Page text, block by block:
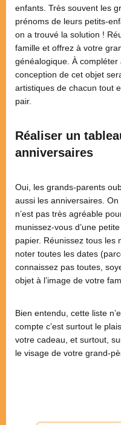
enfants. Très souvent les
prénoms de leurs petits-
on a trouvé la solution !
famille et offrez à votre
généalogique. À
conception de cet objet
artistiques de chacun tout
pair.
Réaliser un
anniversaires
Oui, les grands-parents
aussi les anniversaires.
n’est pas très agréable
munissez-vous d’une
papier. Réunissez tous les
noter toutes les dates
connaissez pas toutes,
objet à l’image de votre
Bien entendu, cette liste
compte c’est surtout le
votre cadeau, et surtout,
le visage de votre grand-